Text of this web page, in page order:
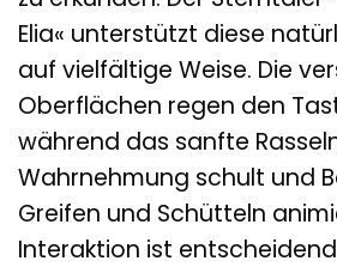
Elia« unterstützt diese
auf vielfältige Weise. Die
Oberflächen regen den
während das sanfte
Wahrnehmung schult und
Greifen und Schütteln
Interaktion ist